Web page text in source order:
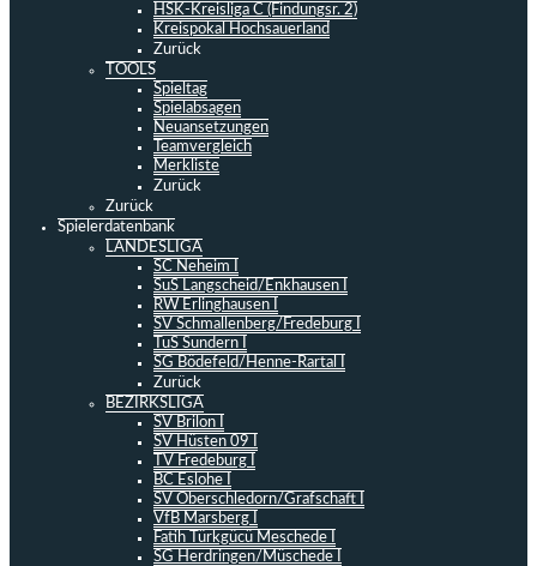
HSK-Kreisliga C (Findungsr. 2)
Kreispokal Hochsauerland
Zurück
TOOLS
Spieltag
Spielabsagen
Neuansetzungen
Teamvergleich
Merkliste
Zurück
Zurück
Spielerdatenbank
LANDESLIGA
SC Neheim I
SuS Langscheid/Enkhausen I
RW Erlinghausen I
SV Schmallenberg/Fredeburg I
TuS Sundern I
SG Bödefeld/Henne-Rartal I
Zurück
BEZIRKSLIGA
SV Brilon I
SV Hüsten 09 I
TV Fredeburg I
BC Eslohe I
SV Oberschledorn/Grafschaft I
VfB Marsberg I
Fatih Türkgücü Meschede I
SG Herdringen/Müschede I